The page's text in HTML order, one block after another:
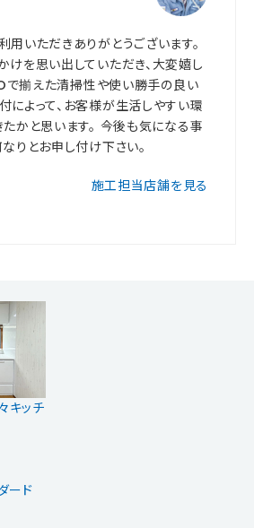
用いただきありがとうございます。
けを思い出していただき、大変嬉し
で揃えた清掃性や使い勝手の良い
によって、お客様が生活しやすい環
たかと思います。 今後も気になる事
りとお申し付け下さい。
施工担当店舗を見る
キッチ
ード